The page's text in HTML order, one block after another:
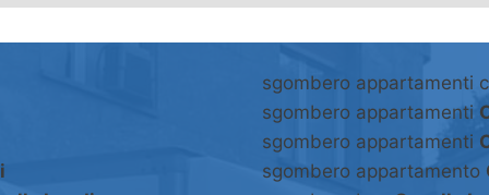
sgombero appartamenti
sgombero appartamenti
sgombero appartamenti
sgombero appartamento